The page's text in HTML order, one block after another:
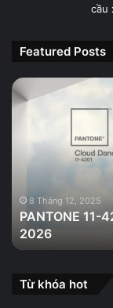
cầu
Featured Posts
PANTONE
11-
Màu
của
năm
2026
8 Tháng 12, 2025
PANTONE 11-
2026
Từ khóa hot